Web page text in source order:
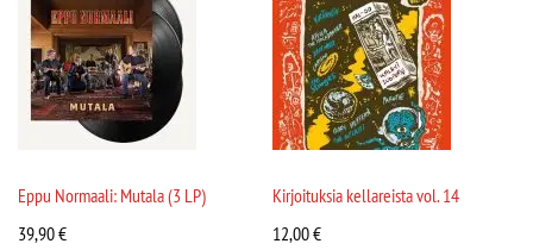
Eppu Normaali: Mutala (3 LP)
39,90€
Kirjoituksia kellareista vol. 14
12,00€